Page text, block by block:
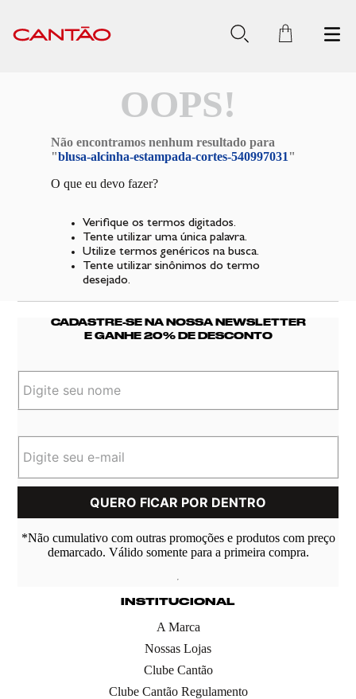
OOPS!
Não encontramos nenhum resultado para
"blusa-alcinha-estampada-cortes-540997031 "
O que eu devo fazer?
Verifique os termos digitados.
Tente utilizar uma única palavra.
Utilize termos genéricos na busca.
Tente utilizar sinônimos do termo
desejado.
CADASTRE-SE NA NOSSA NEWSLETTER
E GANHE 20% DE DESCONTO
*Não cumulativo com outras promoções e produtos com preço
demarcado. Válido somente para a primeira compra.
INSTITUCIONAL
A Marca
Nossas Lojas
Clube Cantão
Clube Cantão Regulamento